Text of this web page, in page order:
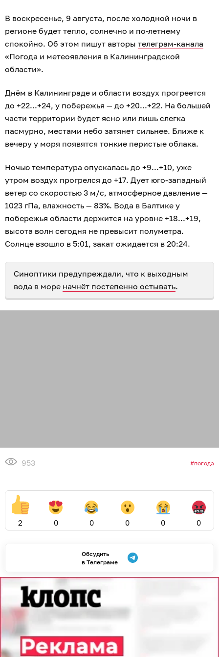
В воскресенье, 9 августа, после холодной ночи в
регионе будет тепло, солнечно и по-летнему
спокойно. Об этом пишут авторы телеграм-канала
«Погода и метеоявления в Калининградской
области».
Днём в Калининграде и области воздух прогреется
до +22...+24, у побережья — до +20...+22. На большей
части территории будет ясно или лишь слегка
пасмурно, местами небо затянет сильнее. Ближе к
вечеру у моря появятся тонкие перистые облака.
Ночью температура опускалась до +9...+10, уже
утром воздух прогрелся до +17. Дует юго-западный
ветер со скоростью 3 м/с, атмосферное давление —
1023 гПа, влажность — 83%. Вода в Балтике у
побережья области держится на уровне +18...+19,
высота волн сегодня не превысит полуметра.
Солнце взошло в 5:01, закат ожидается в 20:24.
Синоптики предупреждали, что к выходным
вода в море начнёт постепенно остывать.
953 погода
2 0 0 0 0 0
Обсудить
в Телеграме